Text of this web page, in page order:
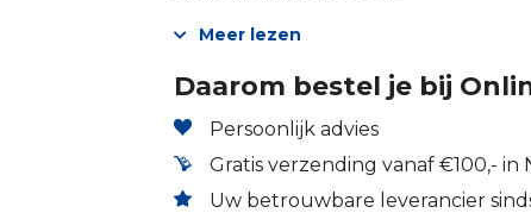
Meer lezen
Daarom bestel je bij
Persoonlijk advies
Gratis verzending vanaf €100,- in
Uw betrouwbare leverancier